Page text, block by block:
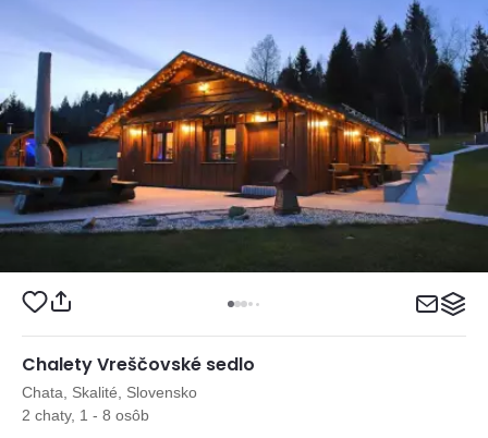
Chalety Vreščovské sedlo
Chata, Skalité, Slovensko
2 chaty, 1 - 8 osôb